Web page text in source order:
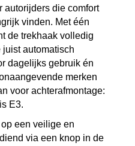
autorijders die comfort
vinden. Met één
de trekhaak volledig
juist automatisch
dagelijks gebruik én
merken
voor achterafmontage:
E3.
een veilige en
via een knop in de